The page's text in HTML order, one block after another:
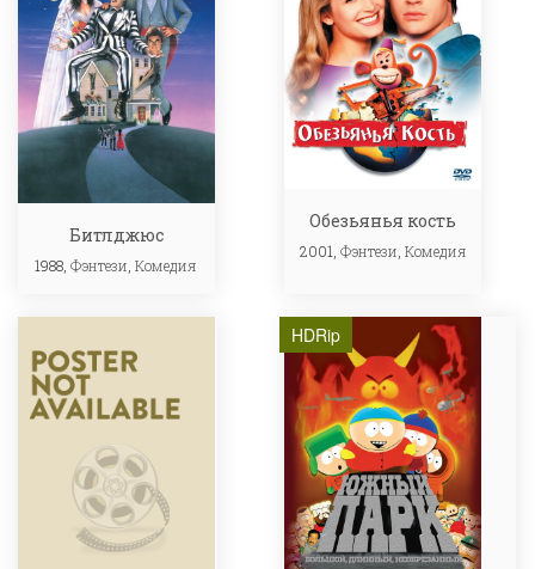
Битлджюс
1988,Фэнтези ,Комедия
Обезьянья кость
2001, Фэнтези Комедия
HDRip